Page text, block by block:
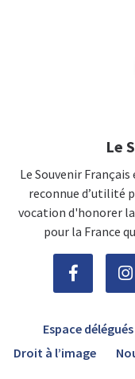
Le
Le Souvenir
reconnue d’utilité
vocation d'honorer
pour la France
Espace délégués
Droit à l’image